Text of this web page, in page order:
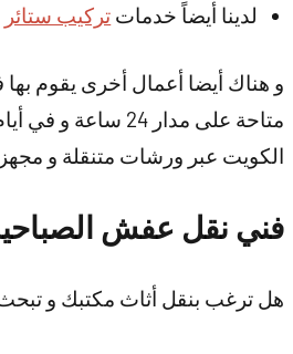
لدينا أيضاً خدمات تركيب ستائر
و هناك أيضا أعمال أخرى يقوم
متاحة على مدار
الكويت عبر ورشات متنقلة و
فني نقل عفش
هل ترغب بنقل أثاث مكتبك و